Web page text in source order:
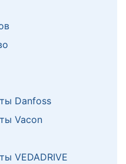
Danfoss
Vacon
VEDADRIVE